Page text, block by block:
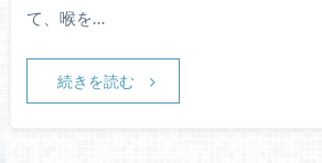
て、喉を…
続きを読む